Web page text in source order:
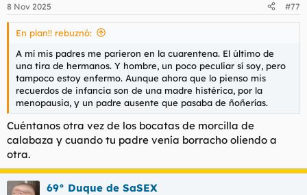
e
s
8 Nov 2025 #77
En plan!! rebuznó:
A mí mis padres me parieron en la cuarentena. El último de
una tira de hermanos. Y hombre, un poco peculiar sí soy, pero
tampoco estoy enfermo. Aunque ahora que lo pienso mis
recuerdos de infancia son de una madre histérica, por la
menopausia, y un padre ausente que pasaba de ñoñerías.
Cuéntanos otra vez de los bocatas de morcilla de
calabaza y cuando tu padre venía borracho oliendo a
otra.
69° Duque de SaSEX